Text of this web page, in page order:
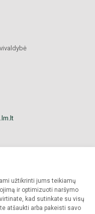
užtikrinti jums teikiamų
ir optimizuoti naršymo
kad sutinkate su visų
atšaukti arba pakeisti savo
Visos teisės saugomos.
sutikimo griežtai draudžiama.
valdymas